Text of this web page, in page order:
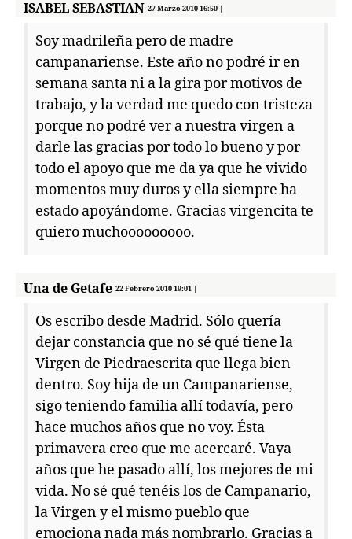
ISABEL SEBASTIAN 27 Marzo 2010 16:50 |
Soy madrileña pero de madre
campanariense. Este año no podré ir en
semana santa ni a la gira por motivos de
trabajo, y la verdad me quedo con tristeza
porque no podré ver a nuestra virgen a
darle las gracias por todo lo bueno y por
todo el apoyo que me da ya que he vivido
momentos muy duros y ella siempre ha
estado apoyándome. Gracias virgencita te
quiero muchooooooooo.
Una de Getafe 22 Febrero 2010 19:01 |
Os escribo desde Madrid. Sólo quería
dejar constancia que no sé qué tiene la
Virgen de Piedraescrita que llega bien
dentro. Soy hija de un Campanariense,
sigo teniendo familia allí todavía, pero
hace muchos años que no voy. Ésta
primavera creo que me acercaré. Vaya
años que he pasado allí, los mejores de mi
vida. No sé qué tenéis los de Campanario,
la Virgen y el mismo pueblo que
emociona nada más nombrarlo. Gracias a